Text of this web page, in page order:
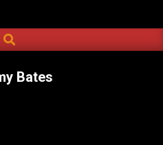
SEARCH
Bates